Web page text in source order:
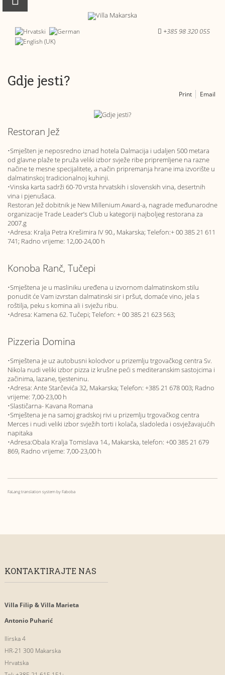
+385 98 320 055
Gdje jesti?
Print Email
Restoran Jež
•Smješten je neposredno iznad hotela Dalmacija i udaljen 500 metara
od glavne plaže te pruža veliki izbor svježe ribe pripremljene na razne
načine te mesne specijalitete, a način pripremanja hrane ima izvorište u
dalmatinskoj tradicionalnoj kuhinji.
•Vinska karta sadrži 60-70 vrsta hrvatskih i slovenskih vina, desertnih
vina i pjenušaca.
Restoran Jež dobitnik je New Millenium Award-a, nagrade međunarodne
organizacije Trade Leader’s Club u kategoriji najboljeg restorana za
2007.g
•Adresa: Kralja Petra Krešimira IV 90., Makarska; Telefon:+ 00 385 21 611
741; Radno vrijeme: 12,00-24,00 h
Konoba Ranč, Tučepi
•Smještena je u masliniku uređena u izvornom dalmatinskom stilu
ponudit će Vam izvrstan dalmatinski sir i pršut, domaće vino, jela s
roštilja, peku s komina ali i svježu ribu.
•Adresa: Kamena 62. Tučepi; Telefon: + 00 385 21 623 563;
Pizzeria Domina
•Smještena je uz autobusni kolodvor u prizemlju trgovačkog centra Sv.
Nikola nudi veliki izbor pizza iz krušne peći s mediteranskim sastojcima i
začinima, lazane, tjesteninu.
•Adresa: Ante Starčevića 32, Makarska; Telefon: +385 21 678 003; Radno
vrijeme: 7,00-23,00 h
•Slastičarna- Kavana Romana
•Smještena je na samoj gradskoj rivi u prizemlju trgovačkog centra
Merces i nudi veliki izbor svježih torti i kolača, sladoleda i osvježavajućih
napitaka
•Adresa:Obala Kralja Tomislava 14., Makarska, telefon: +00 385 21 679
869, Radno vrijeme: 7,00-23,00 h
FaLang translation system by Faboba
KONTAKTIRAJTE NAS
Villa Filip & Villa Marieta
Antonio Puharić
Ilirska 4
HR-21 300 Makarska
Hrvatska